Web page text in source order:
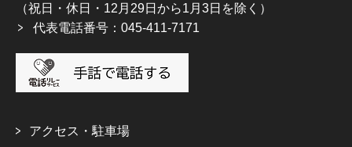
（祝日・休日・12月29日から1月3日を除く）
代表電話番号：045-411-7171
アクセス・駐車場